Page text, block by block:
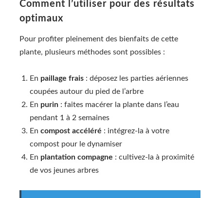
Comment l’utiliser pour des résultats
optimaux
Pour profiter pleinement des bienfaits de cette
plante, plusieurs méthodes sont possibles :
En paillage frais : déposez les parties aériennes
coupées autour du pied de l’arbre
En purin : faites macérer la plante dans l’eau
pendant 1 à 2 semaines
En compost accéléré : intégrez-la à votre
compost pour le dynamiser
En plantation compagne : cultivez-la à proximité
de vos jeunes arbres